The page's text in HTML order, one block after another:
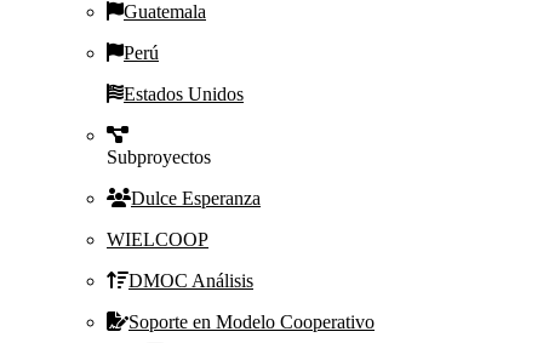
Guatemala
Perú
Estados Unidos
Subproyectos
Dulce Esperanza
WIELCOOP
DMOC Análisis
Soporte en Modelo Cooperativo